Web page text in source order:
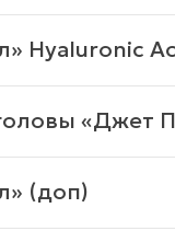
Hyaluronic
«Джет
(доп)